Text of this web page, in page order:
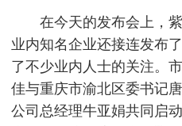
在今天的发布会上，
业内知名企业还接连发布
了不少业内人士的关注。
佳与重庆市渝北区委书记
公司总经理牛亚娟共同启